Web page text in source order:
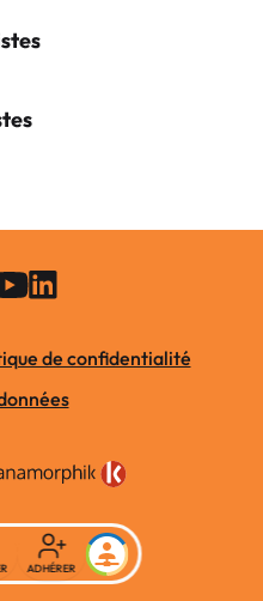
de confidentialité
ADHÉRER